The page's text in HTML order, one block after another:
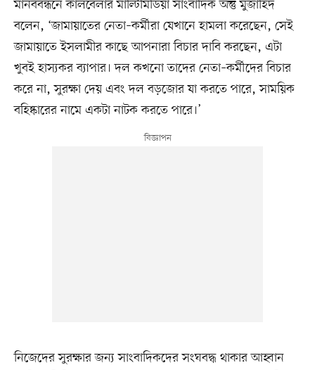
মানববন্ধনে কালবেলার মাল্টিমিডিয়া সাংবাদিক অন্তু মুজাহিদ
বলেন, ‘জামায়াতের নেতা–কর্মীরা যেখানে হামলা করেছেন, সেই
জামায়াতে ইসলামীর কাছে আপনারা বিচার দাবি করছেন, এটা
খুবই হাস্যকর ব্যাপার। দল কখনো তাদের নেতা–কর্মীদের বিচার
করে না, সুরক্ষা দেয় এবং দল বড়জোর যা করতে পারে, সাময়িক
বহিষ্কারের নামে একটা নাটক করতে পারে।’
নিজেদের সুরক্ষার জন্য সাংবাদিকদের সংঘবদ্ধ থাকার আহ্বান